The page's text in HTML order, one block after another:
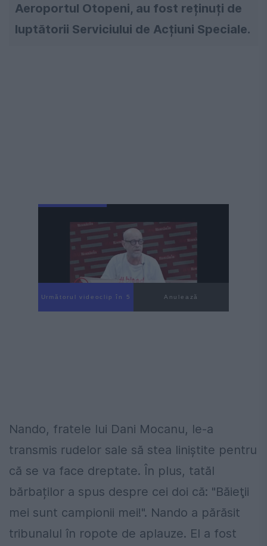
Aeroportul Otopeni, au fost reținuți de
luptătorii Serviciului de Acțiuni Speciale.
Următorul videoclip în 4 Anulează
Nando, fratele lui Dani Mocanu, le-a
transmis rudelor sale să stea liniștite pentru
că se va face dreptate. În plus, tatăl
bărbaților a spus despre cei doi că: "Băieţii
mei sunt campionii mei!". Nando a părăsit
tribunalul în ropote de aplauze. El a fost